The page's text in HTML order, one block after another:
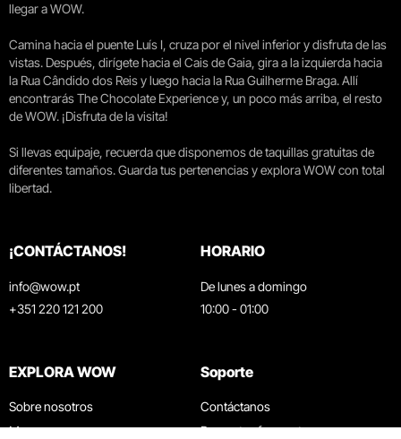
llegar a WOW.
Camina hacia el puente Luís I, cruza por el nivel inferior y disfruta de las
vistas. Después, dirígete hacia el Cais de Gaia, gira a la izquierda hacia
la Rua Cândido dos Reis y luego hacia la Rua Guilherme Braga. Allí
encontrarás The Chocolate Experience y, un poco más arriba, el resto
de WOW. ¡Disfruta de la visita!
Si llevas equipaje, recuerda que disponemos de taquillas gratuitas de
diferentes tamaños. Guarda tus pertenencias y explora WOW con total
libertad.
¡CONTÁCTANOS!
info@wow.pt
+351 220 121 200
HORARIO
De lunes a domingo
10:00 - 01:00
EXPLORA WOW
Sobre nosotros
Museos
Soporte
Contáctanos
Preguntas frecuentes